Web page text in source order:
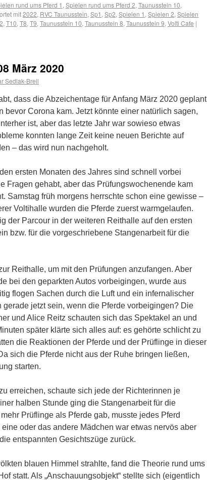
rund ums Pferd 1 , Spielen rund ums Pferd 2, Taunusstein 10,
mit2022, RVC Taunusstein, Sp1 , Sp2, Spielen 1 , Spielen 2, Spielen
, T10, T8, T9, Taunusstein 10, Taunusstein 8, Taunusstein 9, Volti Cafe |
März 2020
Sedlak-Breil
dass die Abzeichentage für Anfang März 2020 geplant
bevor Corona kam. Jetzt könnte einer natürlich sagen,
ist, aber das letzte Jahr war sowieso etwas
konnten lange Zeit keine neuen Berichte auf
– das wird nun nachgeholt.
ersten Monaten des Jahres sind schnell vorbei
Fragen gehabt, aber das Prüfungswochenende kam
Samstag früh morgens herrschte schon eine gewisse –
Voltihalle wurden die Pferde zuerst warmgelaufen.
der Parcour in der weiteren Reithalle auf den ersten
bzw. für die vorgeschriebene Stangenarbeit für die
Reithalle, um mit den Prüfungen anzufangen. Aber
bei den geparkten Autos vorbeigingen, wurde aus
flogen Sachen durch die Luft und ein infernalischer
gerade jetzt sein, wenn die Pferde vorbeigingen? Die
und Alice Reitz schauten sich das Spektakel an und
später klärte sich alles auf: es gehörte schlicht zu
die Reaktionen der Pferde und der Prüflinge in dieser
sich die Pferde nicht aus der Ruhe bringen ließen,
starten.
erreichen, schaute sich jede der Richterinnen je
halben Stunde ging die Stangenarbeit für die
Prüflinge als Pferde gab, musste jedes Pferd
oder das andere Mädchen war etwas nervös aber
entspannten Gesichtszüge zurück.
blauen Himmel strahlte, fand die Theorie rund ums
statt. Als „Anschauungsobjekt“ stellte sich (eigentlich